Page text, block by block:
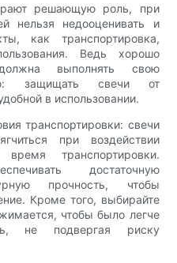
решающую роль, при
нельзя недооценивать и
как транспортировка,
Ведь хорошо
выполнять свою
защищать свечи от
в использовании.
транспортировки: свечи
при воздействии
транспортировки.
достаточную
прочность, чтобы
Кроме того, выбирайте
чтобы было легче
не подвергая риску